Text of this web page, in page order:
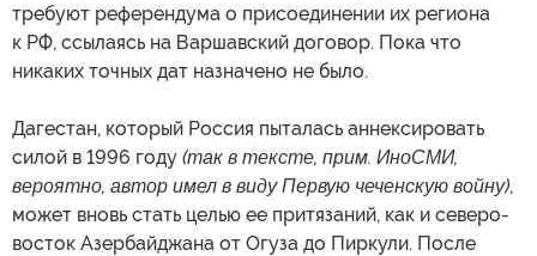
требуют референдума о присоединении их региона
к РФ, ссылаясь на Варшавский договор. Пока что
никаких точных дат назначено не было.
Дагестан, который Россия пыталась аннексировать
силой в 1996 году (так в тексте, прим. ИноСМИ,
вероятно, автор имел в виду Первую чеченскую войну),
может вновь стать целью ее притязаний, как и северо-
восток Азербайджана от Огуза до Пиркули. После